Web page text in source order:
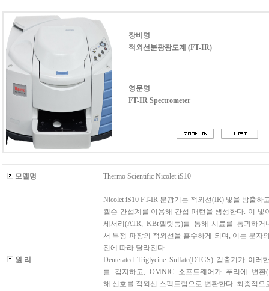
장비명
적외선분광광도계 (FT-IR)
영문명
FT-IR Spectrometer
모델명 Thermo Scientific Nicolet iS10
원 리
Nicolet iS10 FT-IR 분광기는 적외선(IR) 빛을 방출하
켈슨 간섭계를 이용해 간섭 패턴을 생성한다. 이 빛
세서리(ATR, KBr펠릿등)를 통해 시료를 통과하거
서 특정 파장의 적외선을 흡수하게 되며, 이는 분자
전에 따라 달라진다.
Deuterated Triglycine Sulfate(DTGS) 검출기가 이러
를 감지하고, OMNIC 소프트웨어가 푸리에 변환
해 신호를 적외선 스펙트럼으로 변환한다. 최종적으